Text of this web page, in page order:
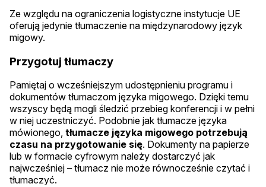
Ze względu na ograniczenia logistyczne instytucje UE
oferują jedynie tłumaczenie na międzynarodowy język
migowy.
Przygotuj tłumaczy
Pamiętaj o wcześniejszym udostępnieniu programu i
dokumentów tłumaczom języka migowego. Dzięki temu
wszyscy będą mogli śledzić przebieg konferencji i w pełni
w niej uczestniczyć. Podobnie jak tłumacze języka
mówionego, tłumacze języka migowego potrzebują
czasu na przygotowanie się. Dokumenty na papierze
lub w formacie cyfrowym należy dostarczyć jak
najwcześniej – tłumacz nie może równocześnie czytać i
tłumaczyć.